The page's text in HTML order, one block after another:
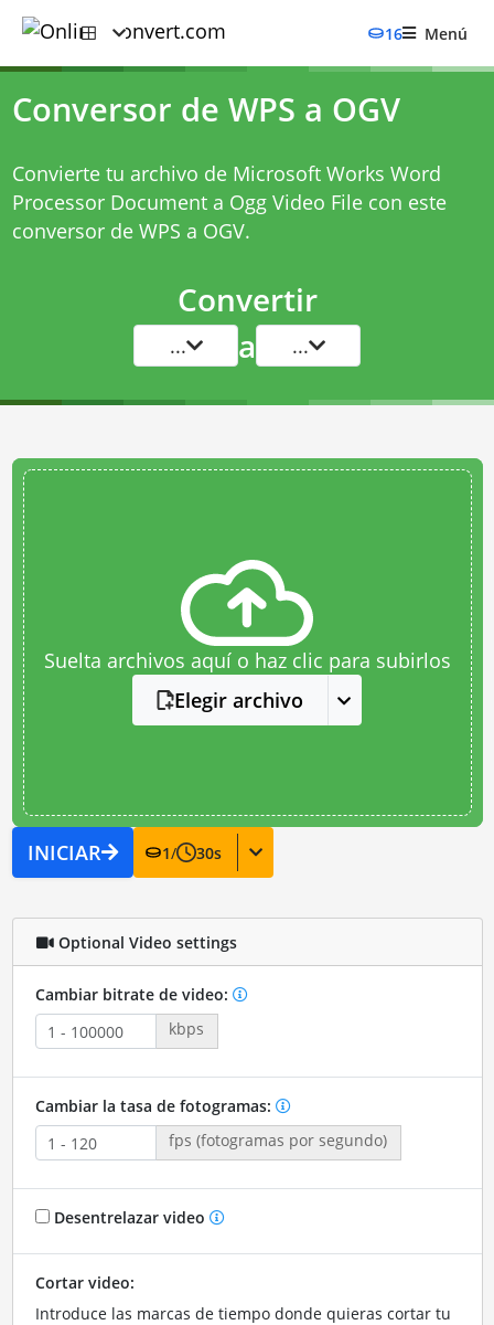
16 Menú
Conversor de WPS a OGV
Convierte tu archivo de Microsoft Works Word
Processor Document a Ogg Video File con este
conversor de WPS a OGV.
Convertir
... a ...
Suelta archivos aquí o haz clic para subirlos
Elegir archivo
INICIAR 1/ 30s
Optional Video settings
Cambiar bitrate de video:
kbps
Cambiar la tasa de fotogramas:
fps (fotogramas por segundo)
Desentrelazar video
Cortar video:
Introduce las marcas de tiempo donde quieras cortar tu